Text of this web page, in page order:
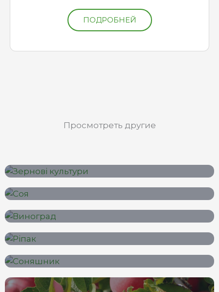
ПОДРОБНЕЙ
Просмотреть другие
Соя и зернобобовые
Подсолнечник